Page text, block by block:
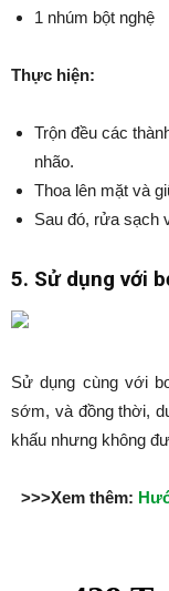
1 nhúm bột nghệ
Thực hiện:
Trộn đều các
nhão.
Thoa lên mặt và
Sau đó, rửa sạch
5. Sử dụng với
Sử dụng cùng với
sớm, và đồng thời,
khấu nhưng không
>>>Xem thêm: